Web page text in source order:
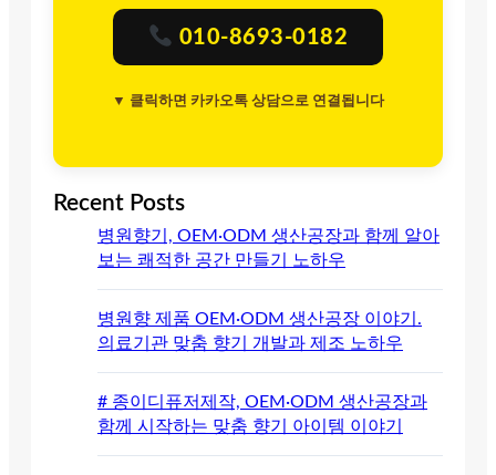
010-8693-0182
▼ 클릭하면 카카오톡 상담으로 연결됩니다
Recent Posts
병원향기, OEM·ODM 생산공장과 함께 알아
보는 쾌적한 공간 만들기 노하우
병원향 제품 OEM·ODM 생산공장 이야기.
의료기관 맞춤 향기 개발과 제조 노하우
# 종이디퓨저제작, OEM·ODM 생산공장과
함께 시작하는 맞춤 향기 아이템 이야기